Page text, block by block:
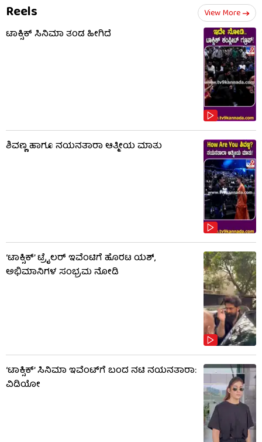
Reels View More
ಟಾಕ್ಸಿಕ್​​​ ಸಿನಿಮಾ ತಂಡ ಹೀಗಿದೆ
ಶಿವಣ್ಣ ಹಾಗೂ ನಯನತಾರಾ ಆತ್ಮೀಯ ಮಾತು
‘ಟಾಕ್ಸಿಕ್’ ಟ್ರೈಲರ್ ಇವೆಂಟಿಗೆ ಹೊರಟ ಯಶ್,
ಅಭಿಮಾನಿಗಳ ಸಂಭ್ರಮ ನೋಡಿ
‘ಟಾಕ್ಸಿಕ್’ ಸಿನಿಮಾ ಇವೆಂಟ್​​ಗೆ ಬಂದ ನಟಿ ನಯನತಾರಾ:
ವಿಡಿಯೋ